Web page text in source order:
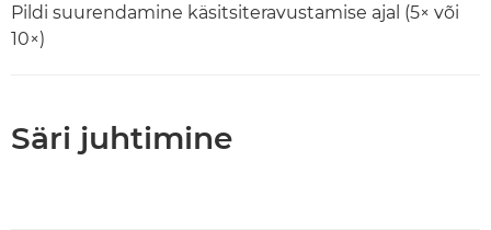
Pildi suurendamine käsitsiteravustamise ajal (5× või
10×)
Säri juhtimine